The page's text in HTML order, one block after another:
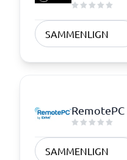
SAMMENLIGN
RemotePC
SAMMENLIGN